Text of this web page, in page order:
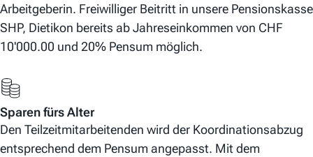
Arbeitgeberin. Freiwilliger Beitritt in unsere Pensionskasse
SHP, Dietikon bereits ab Jahreseinkommen von CHF
10'000.00 und 20% Pensum möglich.
Sparen fürs Alter
Den Teilzeitmitarbeitenden wird der Koordinationsabzug
entsprechend dem Pensum angepasst. Mit dem